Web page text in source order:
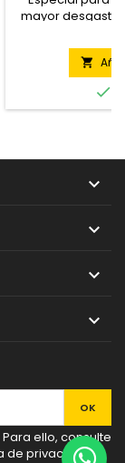
mayor desgaste.






ello, consulte
de privacidad y